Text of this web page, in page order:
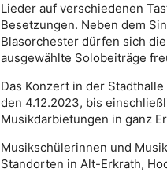
Lieder auf verschiedenen
Besetzungen. Neben dem
Blasorchester dürfen sich
ausgewählte Solobeiträge
Das Konzert in der
den 4.12.2023, bis
Musikdarbietungen in ganz
Musikschülerinnen und
Standorten in Alt-Erkrath,